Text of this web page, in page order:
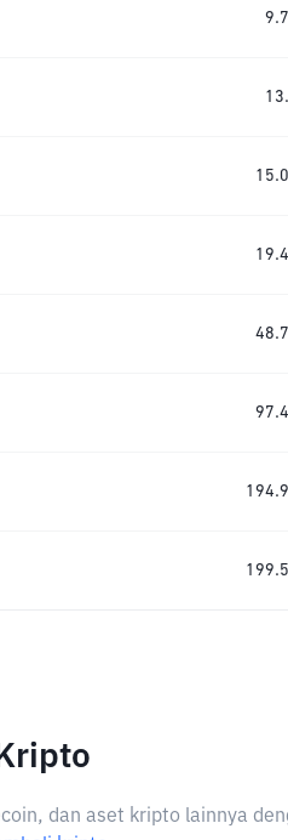
dan aset kripto lainnya